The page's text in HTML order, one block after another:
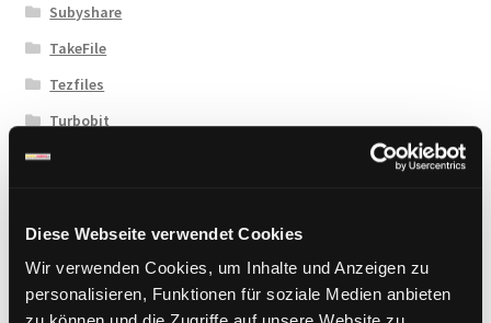
Diese Webseite verwendet Cookies
Wir verwenden Cookies, um Inhalte und Anzeigen zu
personalisieren, Funktionen für soziale Medien anbieten
Subyshare
TakeFile
Tezfiles
Turbobit
Upload42
UploadCloud
Uploady.io
VipFile.cc